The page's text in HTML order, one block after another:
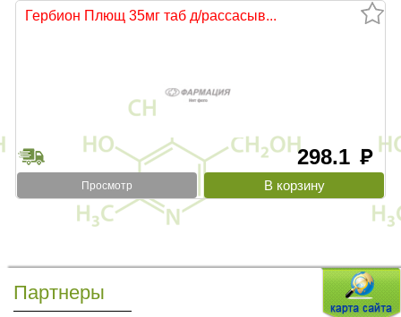
Гербион Плющ 35мг таб д/рассасыв...
298.1 руб
Просмотр
Партнеры